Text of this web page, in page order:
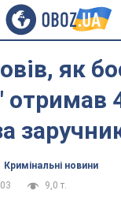
як
отримав
Кримінальні новини
9,0 т.